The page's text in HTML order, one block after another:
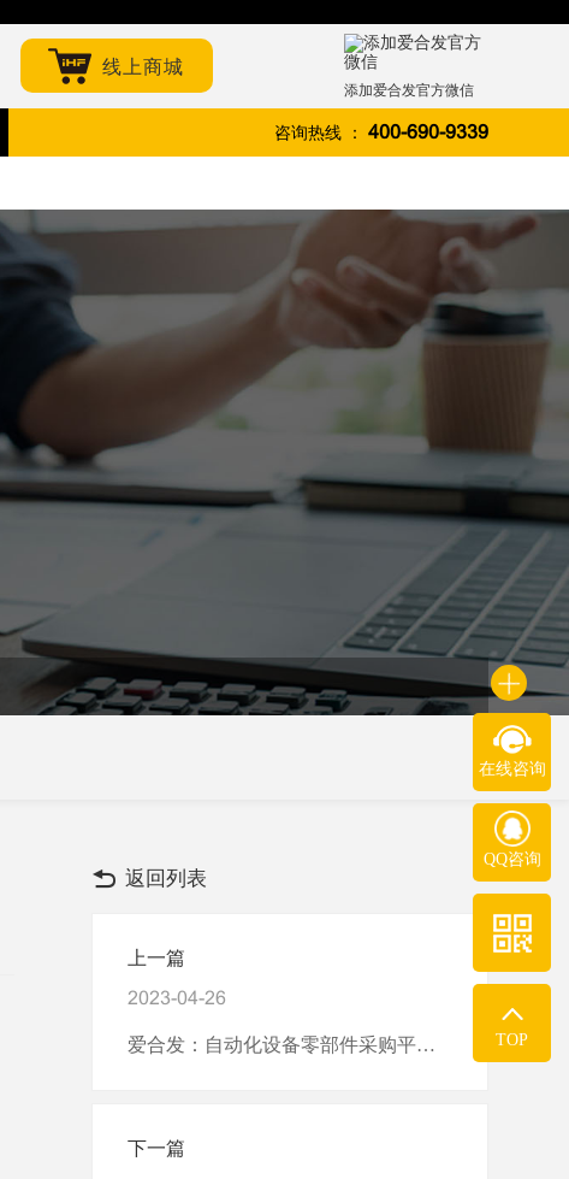
线上商城
添加爱合发官方微信
咨询热线 ： 400-690-9339
返回列表
上一篇
2023-04-26
爱合发：自动化设备零部件采购平台的介绍
下一篇
在线咨询
QQ咨询
TOP